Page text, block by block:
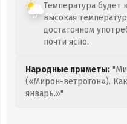
Температура будет
высокая
достаточном
почти ясно.
Народные приметы:
(«Мирон-ветрогон»).
январь.»"